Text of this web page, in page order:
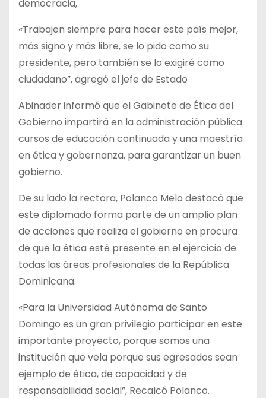
democracia,
«Trabajen siempre para hacer este país mejor,
más signo y más libre, se lo pido como su
presidente, pero también se lo exigiré como
ciudadano”, agregó el jefe de Estado
Abinader informó que el Gabinete de Ética del
Gobierno impartirá en la administración pública
cursos de educación continuada y una maestría
en ética y gobernanza, para garantizar un buen
gobierno.
De su lado la rectora, Polanco Melo destacó que
este diplomado forma parte de un amplio plan
de acciones que realiza el gobierno en procura
de que la ética esté presente en el ejercicio de
todas las áreas profesionales de la República
Dominicana.
«Para la Universidad Autónoma de Santo
Domingo es un gran privilegio participar en este
importante proyecto, porque somos una
institución que vela porque sus egresados sean
ejemplo de ética, de capacidad y de
responsabilidad social”, Recalcó Polanco.